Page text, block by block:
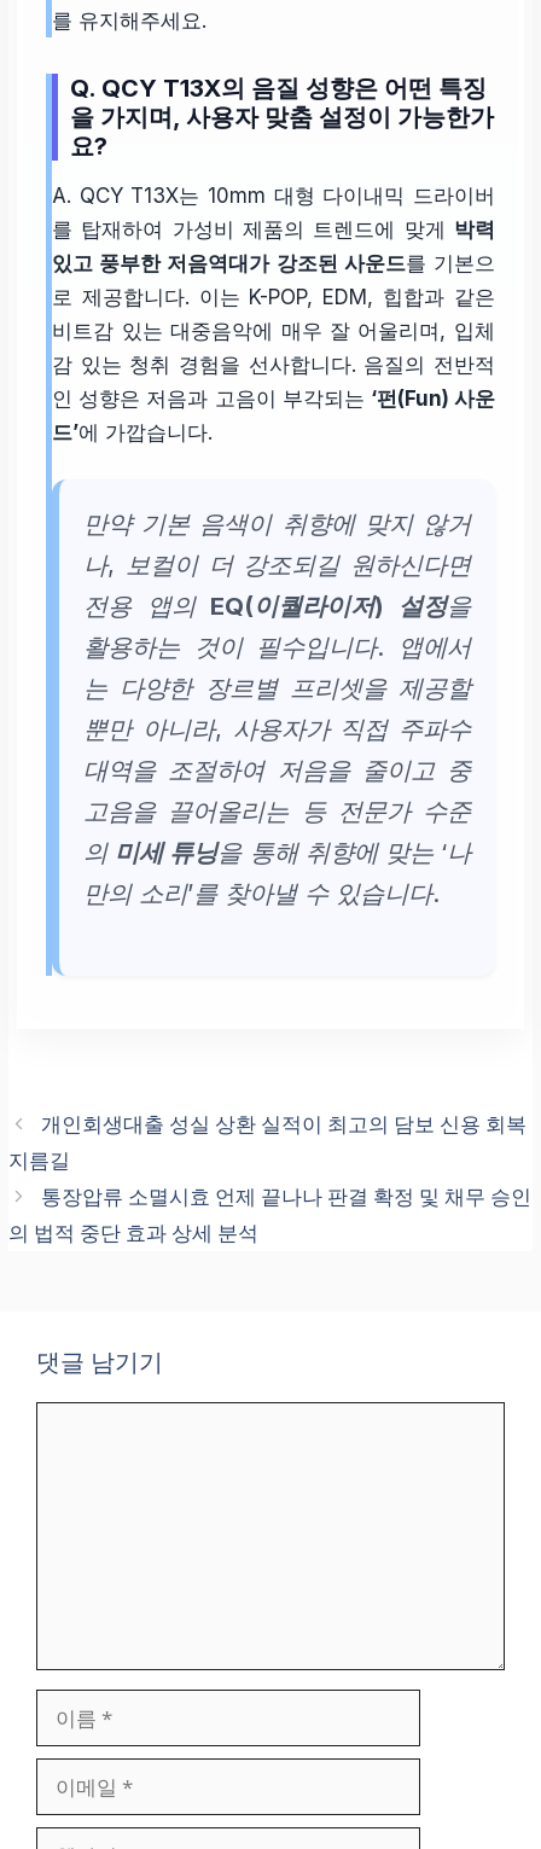
를 유지해주세요.
Q. QCY T13X의 음질 성향은 어떤 특징
을 가지며, 사용자 맞춤 설정이 가능한가
요?
A. QCY T13X는 10mm 대형 다이내믹 드라이버
를 탑재하여 가성비 제품의 트렌드에 맞게 박력
있고 풍부한 저음역대가 강조된 사운드를 기본으
로 제공합니다. 이는 K-POP, EDM, 힙합과 같은
비트감 있는 대중음악에 매우 잘 어울리며, 입체
감 있는 청취 경험을 선사합니다. 음질의 전반적
인 성향은 저음과 고음이 부각되는 ‘펀(Fun) 사운
드’에 가깝습니다.
만약 기본 음색이 취향에 맞지 않거
나, 보컬이 더 강조되길 원하신다면
전용 앱의 EQ(이퀄라이저) 설정을
활용하는 것이 필수입니다. 앱에서
는 다양한 장르별 프리셋을 제공할
뿐만 아니라, 사용자가 직접 주파수
대역을 조절하여 저음을 줄이고 중
고음을 끌어올리는 등 전문가 수준
의 미세 튜닝을 통해 취향에 맞는 ‘나
만의 소리’를 찾아낼 수 있습니다.
개인회생대출 성실 상환 실적이 최고의 담보 신용 회복
지름길
통장압류 소멸시효 언제 끝나나 판결 확정 및 채무 승인
의 법적 중단 효과 상세 분석
댓글 남기기
일